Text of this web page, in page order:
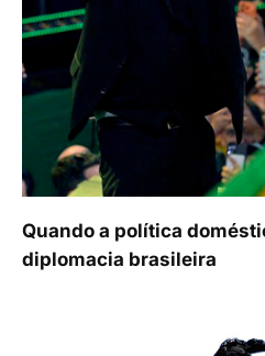
Quando a política
diplomacia brasileira